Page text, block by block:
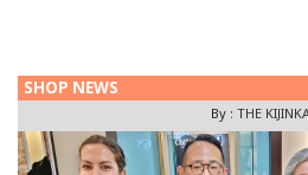
SHOP NEWS
By : THE